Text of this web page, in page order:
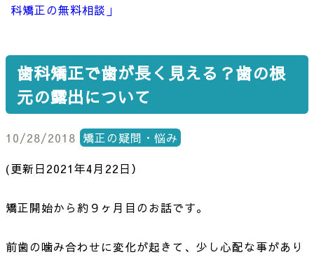
科矯正の無料相談」
歯科矯正で歯が長く見える？歯の根
元の露出について
10/28/2018 矯正の疑問・悩み
(更新日2021年4月22日）
矯正開始から約９ヶ月目のお話です。
前歯の噛み合わせに変化が起きて、少し心配な事があり